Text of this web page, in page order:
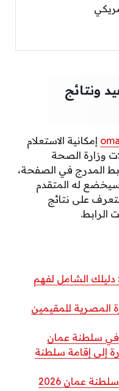
ونتائج
إمكانية الاستعلام
وزارة الصحة
المدرج في الصفحة،
سيخضع له المتقدم
على نتائج
الرابط.
الشامل لفهم
المصرية للمقيمين
في سلطنة عمان
إلى إقامة سلطنة
عمان 2026